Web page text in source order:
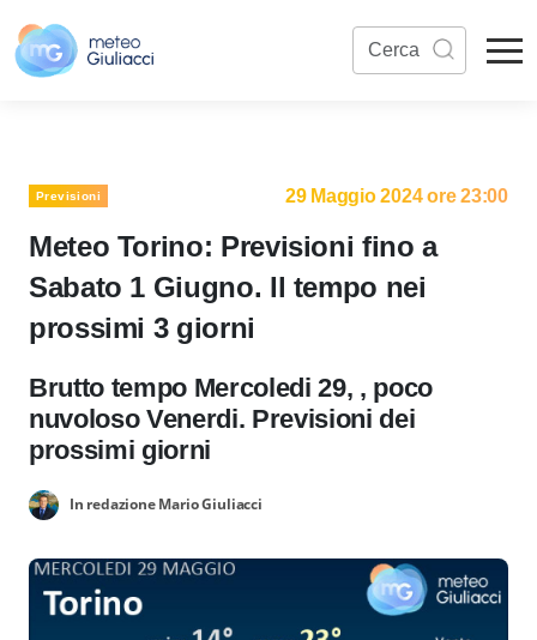
Previsioni 29 Maggio 2024 ore 23:00
Meteo Torino: Previsioni fino a
Sabato 1 Giugno. Il tempo nei
prossimi 3 giorni
Brutto tempo Mercoledi 29, , poco
nuvoloso Venerdi. Previsioni dei
prossimi giorni
In redazione Mario Giuliacci